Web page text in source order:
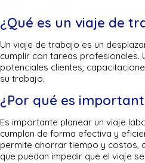
¿Qué es un viaje de
Un viaje de trabajo es un
cumplir con tareas profesionales.
potenciales clientes,
su trabajo.
¿Por qué es
Es importante planear un viaje
cumplan de forma efectiva y
permite ahorrar tiempo y costos,
que puedan impedir que el viaje